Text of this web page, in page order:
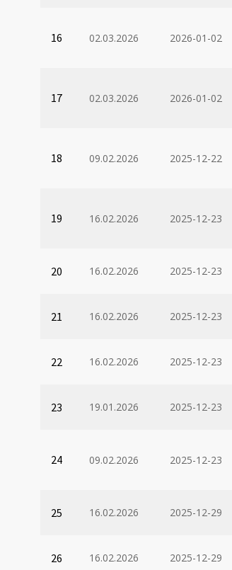
16 02.03.2026 2026-01-02
17 02.03.2026 2026-01-02
18 09.02.2026 2025-12-22
19 16.02.2026 2025-12-23
20 16.02.2026 2025-12-23
21 16.02.2026 2025-12-23
22 16.02.2026 2025-12-23
23 19.01.2026 2025-12-23
24 09.02.2026 2025-12-23
25 16.02.2026 2025-12-29
26 16.02.2026 2025-12-29